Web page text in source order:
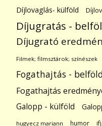
Díjlovaglás- külföld
Díjugratás -
Díjugrató
Filmek; filmsztárok; színészek
Fogathajtás -
Fogathajtás
Galopp - külföld
hugyecz mariann humor